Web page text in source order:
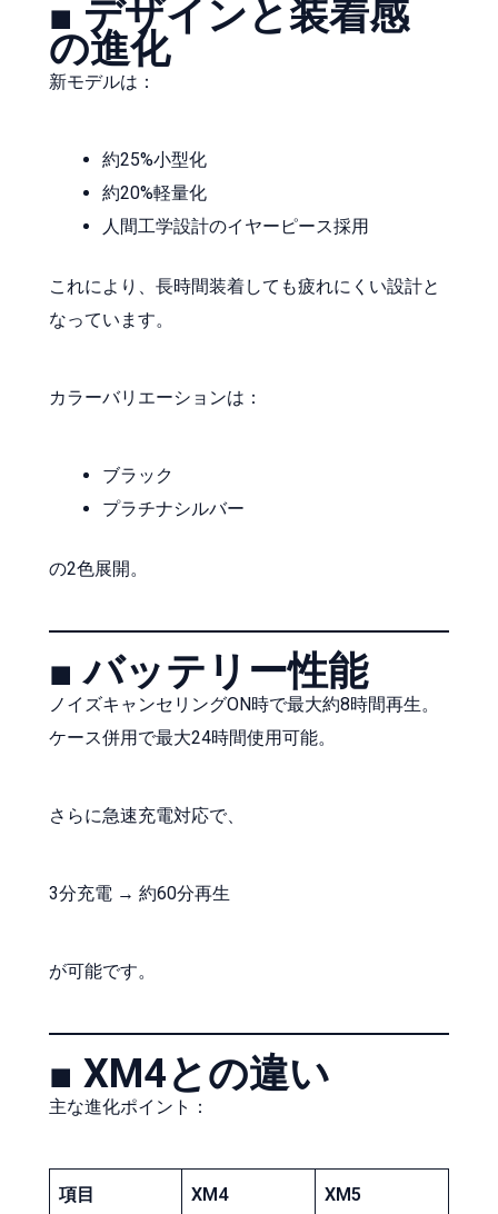
■ デザインと装着感
の進化
新モデルは：
約25%小型化
約20%軽量化
人間工学設計のイヤーピース採用
これにより、長時間装着しても疲れにくい設計と
なっています。
カラーバリエーションは：
ブラック
プラチナシルバー
の2色展開。
■ バッテリー性能
ノイズキャンセリングON時で最大約8時間再生。
ケース併用で最大24時間使用可能。
さらに急速充電対応で、
3分充電 → 約60分再生
が可能です。
■ XM4との違い
主な進化ポイント：
項目 XM4 XM5